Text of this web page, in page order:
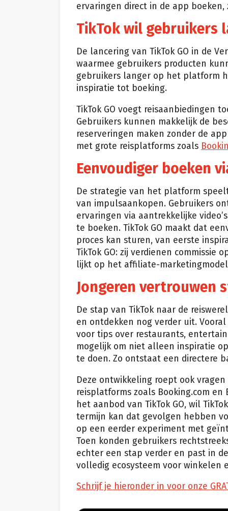
ervaringen direct in de app
TikTok wil gebruikers
De lancering van TikTok GO in de
waarmee gebruikers producten
gebruikers langer op het platform
inspiratie tot boeking.
TikTok GO voegt reisaanbiedingen
Gebruikers kunnen makkelijk de
reserveringen maken zonder de
met grote reisplatforms zoals
Eenvoudiger boeken
De strategie van het platform
van impulsaankopen. Gebruikers
ervaringen via aantrekkelijke
te boeken. TikTok GO maakt dat
proces kan sturen, van eerste
TikTok GO: zij verdienen commissie
lijkt op het affiliate-
Jongeren vertrouwen
De stap van TikTok naar de
en ontdekken nog verder uit.
voor tips over restaurants,
mogelijk om niet alleen inspiratie
te doen. Zo ontstaat een directere
Deze ontwikkeling roept ook
reisplatforms zoals Booking.com
het aanbod van TikTok GO, wil
termijn kan dat gevolgen hebben
op een eerder experiment met
Toen konden gebruikers
echter een stap verder en past in
volledig ecosysteem voor winkelen
Schrijf je hieronder in voor onze